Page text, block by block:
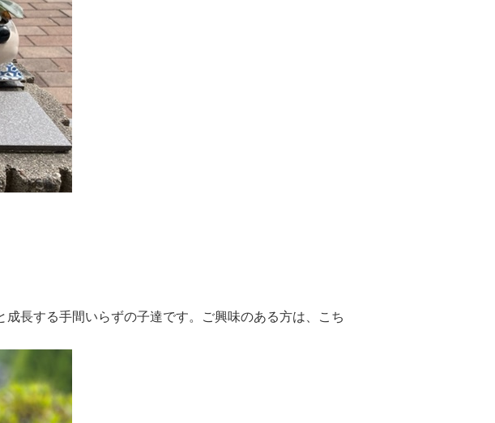
長する手間いらずの子達です。ご興味のある方は、こち